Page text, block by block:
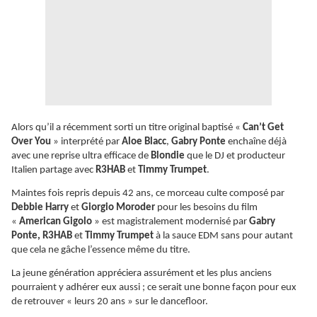
Alors qu’il a récemment sorti un titre original baptisé « Can’t Get
Over You » interprété par Aloe Blacc, Gabry Ponte enchaîne déjà
avec une reprise ultra efficace de Blondie que le DJ et producteur
Italien partage avec R3HAB et Timmy Trumpet.
Maintes fois repris depuis 42 ans, ce morceau culte composé par
Debbie Harry et Giorgio Moroder pour les besoins du film
« American Gigolo » est magistralement modernisé par Gabry
Ponte, R3HAB et Timmy Trumpet à la sauce EDM sans pour autant
que cela ne gâche l’essence même du titre.
La jeune génération appréciera assurément et les plus anciens
pourraient y adhérer eux aussi ; ce serait une bonne façon pour eux
de retrouver « leurs 20 ans » sur le dancefloor.